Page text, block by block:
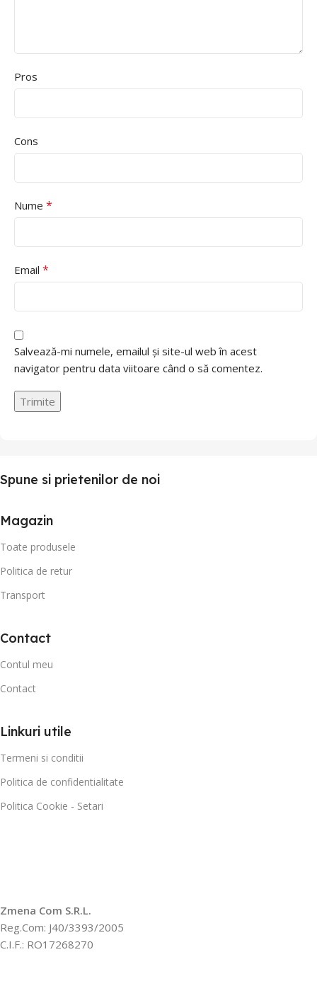
Pros
Cons
Nume *
Email *
Salvează-mi numele, emailul și site-ul web în acest
navigator pentru data viitoare când o să comentez.
Spune si prietenilor de noi
Magazin
Toate produsele
Politica de retur
Transport
Contact
Contul meu
Contact
Linkuri utile
Termeni si conditii
Politica de confidentialitate
Politica Cookie - Setari
Zmena Com S.R.L.
Reg.Com: J40/3393/2005
C.I.F.: RO17268270